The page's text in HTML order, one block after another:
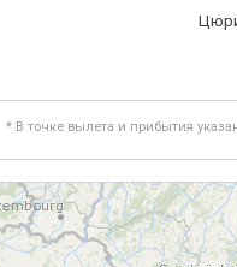
* В точке вылета и прибытия